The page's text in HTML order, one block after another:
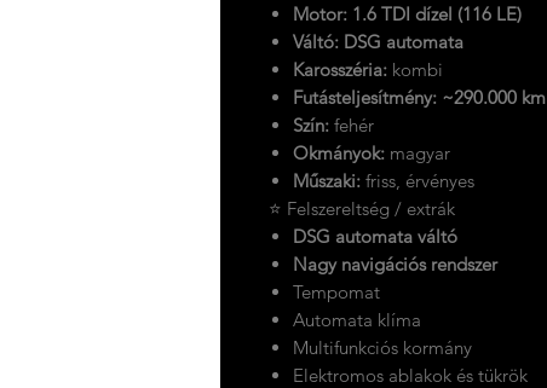
Motor: 1.6 TDI dízel (116 LE)
Váltó: DSG automata
Karosszéria: kombi
Futásteljesítmény: ~290.000 km
Szín: fehér
Okmányok: magyar
Műszaki: friss, érvényes
⭐ Felszereltség / extrák
DSG automata váltó
Nagy navigációs rendszer
Tempomat
Automata klíma
Multifunkciós kormány
Elektromos ablakok és tükrök